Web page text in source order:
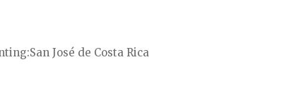
San José de Costa Rica